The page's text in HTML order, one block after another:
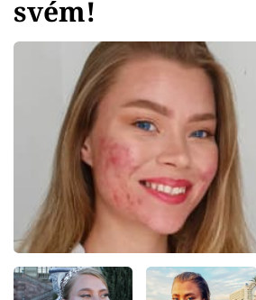
Youtubeři
Virály
Sex a vztahy
Videa
Sledujte prima+
Přihlášení
svém!